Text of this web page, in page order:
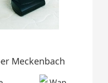
Meckenbach